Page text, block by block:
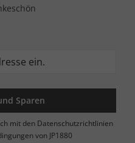
Sparen
mit den Datenschutzrichtlinien
von JP1880